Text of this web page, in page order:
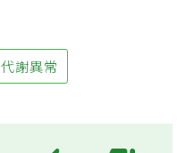
代謝異常